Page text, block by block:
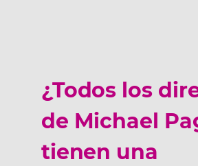
¿Todos los
de Michael
tienen una